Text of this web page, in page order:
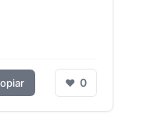
❤ 0